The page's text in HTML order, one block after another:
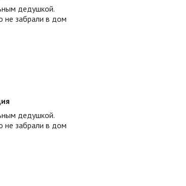
дедушкой.
не забрали в дом
дедушкой.
не забрали в дом